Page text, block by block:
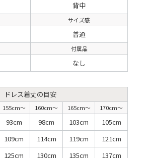
背中
サイズ感
普通
付属品
なし
ドレス着丈の目安
155cm〜 160cm〜 165cm〜
170cm〜
93cm 98cm 103cm 105cm
109cm 114cm 119cm 121cm
125cm 130cm 135cm 137cm